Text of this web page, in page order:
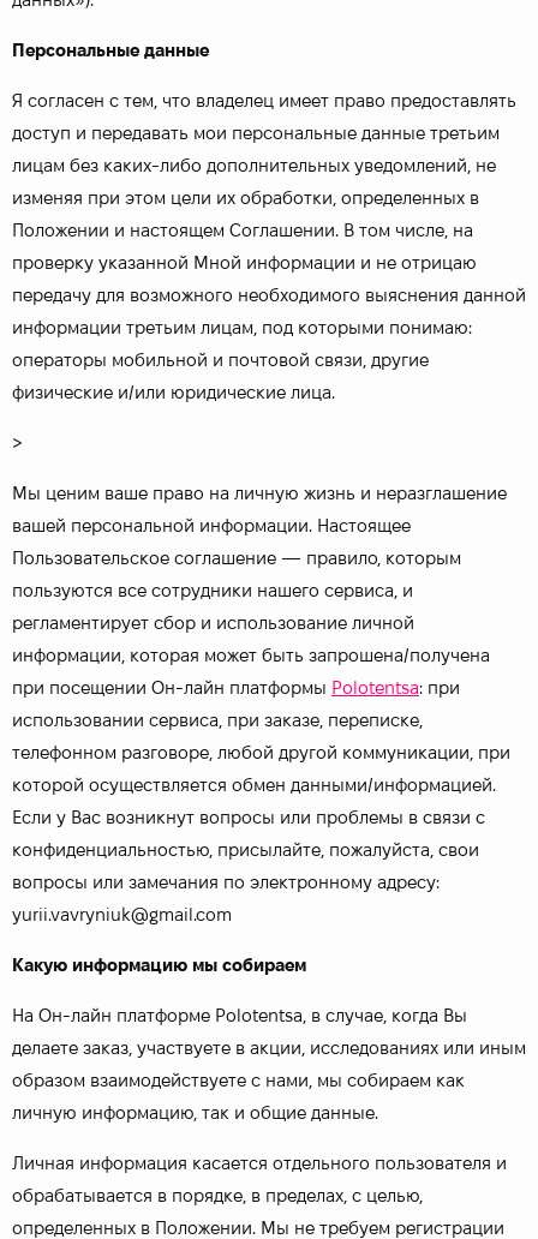
Персональные данные
Я согласен с тем, что владелец имеет право предоставлять
доступ и передавать мои персональные данные третьим
лицам без каких-либо дополнительных уведомлений, не
изменяя при этом цели их обработки, определенных в
Положении и настоящем Соглашении. В том числе, на
проверку указанной Мной информации и не отрицаю
передачу для возможного необходимого выяснения данной
информации третьим лицам, под которыми понимаю:
операторы мобильной и почтовой связи, другие
физические и/или юридические лица.
>
Мы ценим ваше право на личную жизнь и неразглашение
вашей персональной информации. Настоящее
Пользовательское соглашение — правило, которым
пользуются все сотрудники нашего сервиса, и
регламентирует сбор и использование личной
информации, которая может быть запрошена/получена
при посещении Он-лайн платформы Polotentsa: при
использовании сервиса, при заказе, переписке,
телефонном разговоре, любой другой коммуникации, при
которой осуществляется обмен данными/информацией.
Если у Вас возникнут вопросы или проблемы в связи с
конфиденциальностью, присылайте, пожалуйста, свои
вопросы или замечания по электронному адресу:
yurii.vavryniuk@gmail.com
Какую информацию мы собираем
На Он-лайн платформе Polotentsa, в случае, когда Вы
делаете заказ, участвуете в акции, исследованиях или иным
образом взаимодействуете с нами, мы собираем как
личную информацию, так и общие данные.
Личная информация касается отдельного пользователя и
обрабатывается в порядке, в пределах, с целью,
определенных в Положении. Мы не требуем регистрации